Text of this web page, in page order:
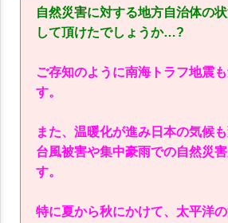
自然災害に対する地方自治体の
して頂けたでしょうか…?
ご存知のように南海トラフ地震
す。
また、温暖化が進み日本の気候
台風被害や集中豪雨での自然災
す。
特に夏から秋にかけて、太平洋